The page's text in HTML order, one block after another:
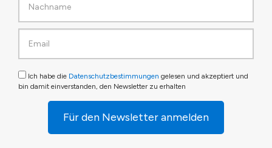
Ich habe die Datenschutzbestimmungen gelesen und akzeptiert und
bin damit einverstanden, den Newsletter zu erhalten
Für den Newsletter anmelden